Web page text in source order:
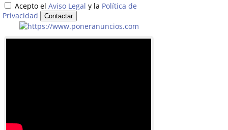
Acepto el Aviso Legal y la Política de
Privacidad